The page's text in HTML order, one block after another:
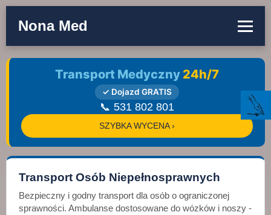
Nona Med
Transport Medyczny 24h/7
✓ Dojazd GRATIS
📞 531 802 801
SZYBKA WYCENA ›
Transport Osób Niepełnosprawnych
Bezpieczny i godny transport dla osób o ograniczonej
sprawności. Ambulanse dostosowane do wózków i noszy -